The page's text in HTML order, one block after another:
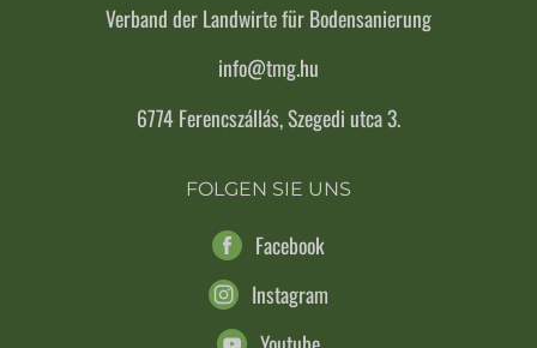
Verband der Landwirte für Bodensanierung
info@tmg.hu
6774 Ferencszállás, Szegedi utca 3.
FOLGEN SIE UNS
Facebook
Instagram